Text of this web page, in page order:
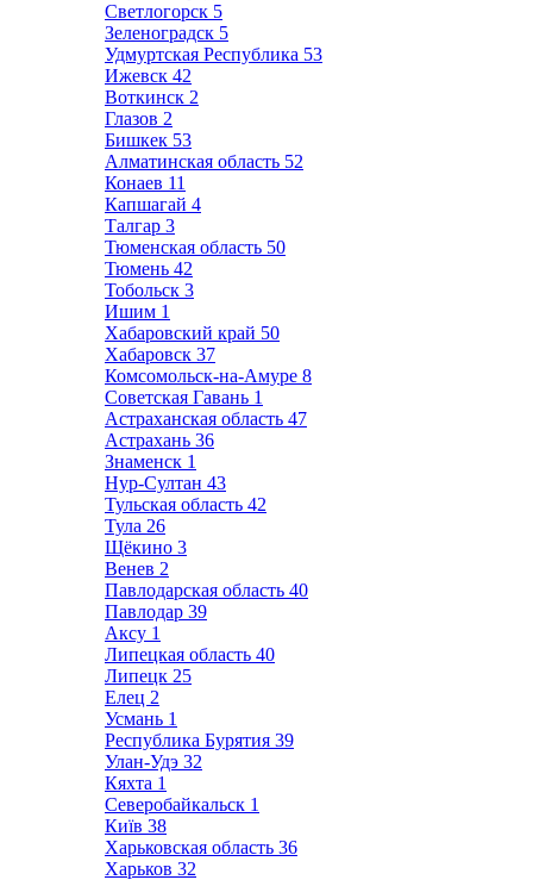
Светлогорск 5
Зеленоградск 5
Удмуртская Республика 53
Ижевск 42
Воткинск 2
Глазов 2
Бишкек 53
Алматинская область 52
Конаев 11
Капшагай 4
Талгар 3
Тюменская область 50
Тюмень 42
Тобольск 3
Ишим 1
Хабаровский край 50
Хабаровск 37
Комсомольск-на-Амуре 8
Советская Гавань 1
Астраханская область 47
Астрахань 36
Знаменск 1
Нур-Султан 43
Тульская область 42
Тула 26
Щёкино 3
Венев 2
Павлодарская область 40
Павлодар 39
Аксу 1
Липецкая область 40
Липецк 25
Елец 2
Усмань 1
Республика Бурятия 39
Улан-Удэ 32
Кяхта 1
Северобайкальск 1
Київ 38
Харьковская область 36
Харьков 32